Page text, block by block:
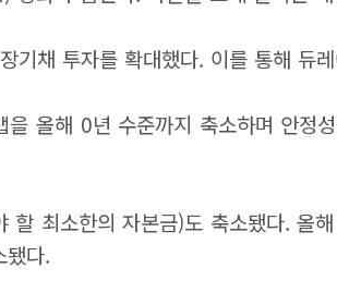
기채 투자를 확대했다. 이를 통해 듀
올해 0년 수준까지 축소하며 안정
할 최소한의 자본금)도 축소됐다.
다.